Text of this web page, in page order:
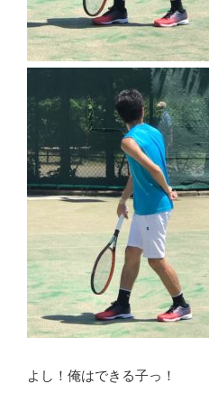
よし！俺はできる子っ！